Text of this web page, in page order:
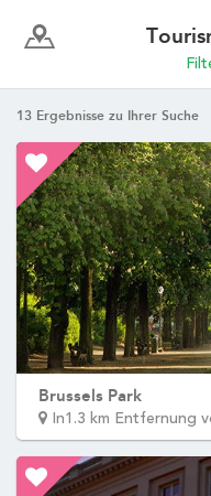
Martin's Rentmeesterij
Martin's RelaisBruges, 4*
Martin's BruggeBruges, 3*
Martin's Brussels EU
Martin's Château du Lac
Martin's ManoirGenval, 4*
Martin's Louvain-la-Neuve
Martin's All Suites
Martin's Klooster
Martin's Patershof
Malines,
Martin's Dream Hotel
Martin's RedTubize, 4*